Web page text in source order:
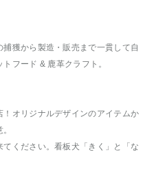
獲から製造・販売まで一貫して自
フード & 鹿革クラフト。
オリジナルデザインのアイテムか
ください。看板犬「きく」と「な